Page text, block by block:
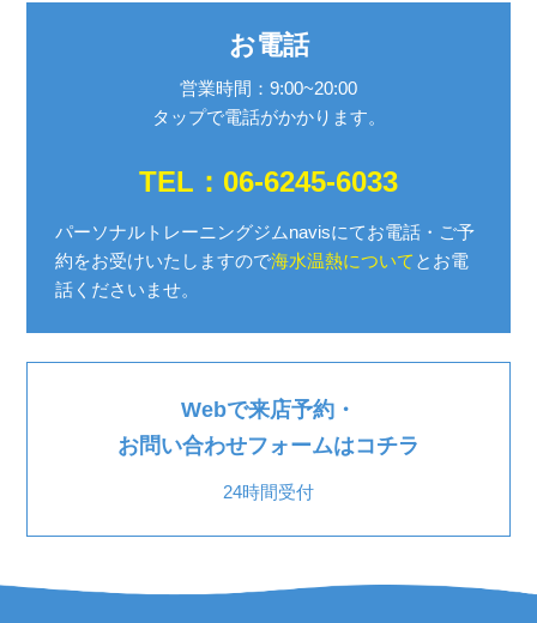
お電話
営業時間：9:00~20:00
タップで電話がかかります。
TEL：06-6245-6033
パーソナルトレーニングジムnavisにてお電話・ご予
約をお受けいたしますので海水温熱について とお電
話くださいませ。
Webで来店予約・
お問い合わせフォームはコチラ
24時間受付